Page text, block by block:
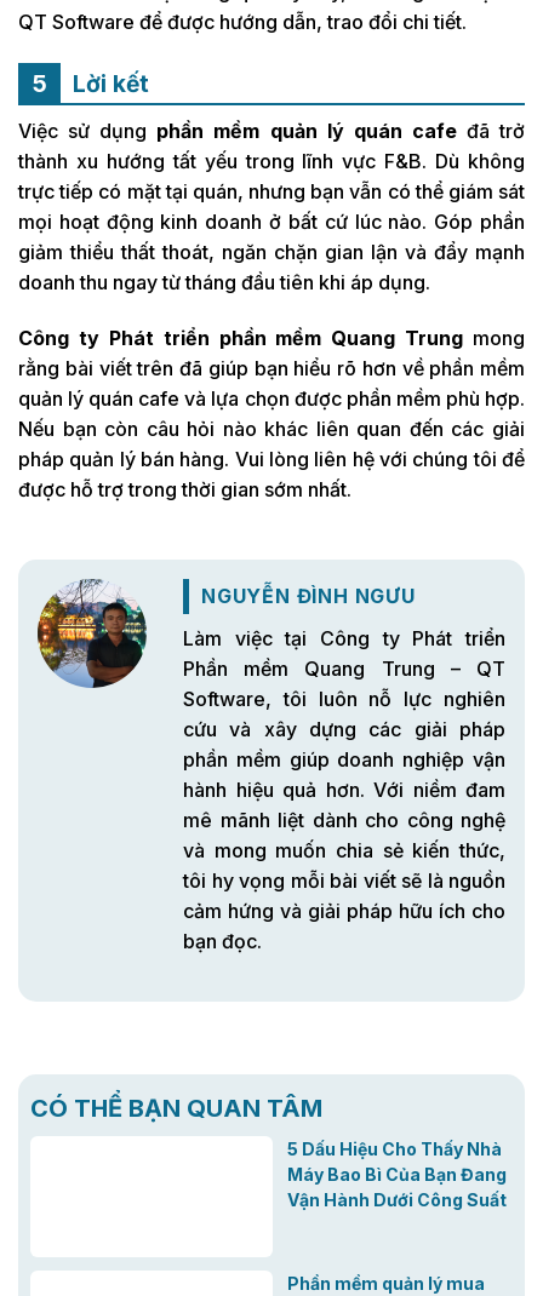
QT Software để được hướng dẫn, trao đổi chi tiết.
Lời kết
Việc sử dụng phần mềm quản lý quán cafeđã trở
thành xu hướng tất yếu trong lĩnh vực F&B. Dù không
trực tiếp có mặt tại quán, nhưng bạn vẫn có thể giám sát
mọi hoạt động kinh doanh ở bất cứ lúc nào. Góp phần
giảm thiểu thất thoát, ngăn chặn gian lận và đẩy mạnh
doanh thu ngay từ tháng đầu tiên khi áp dụng.
Công ty Phát triển phần mềm Quang Trung mong
rằng bài viết trên đã giúp bạn hiểu rõ hơn về phần mềm
quản lý quán cafe và lựa chọn được phần mềm phù hợp.
Nếu bạn còn câu hỏi nào khác liên quan đến các giải
pháp quản lý bán hàng. Vui lòng liên hệ với chúng tôi để
được hỗ trợ trong thời gian sớm nhất.
NGUYỄN ĐÌNH NGƯU
Làm việc tại Công ty Phát triển
Phần mềm Quang Trung – QT
Software, tôi luôn nỗ lực nghiên
cứu và xây dựng các giải pháp
phần mềm giúp doanh nghiệp vận
hành hiệu quả hơn. Với niềm đam
mê mãnh liệt dành cho công nghệ
và mong muốn chia sẻ kiến thức,
tôi hy vọng mỗi bài viết sẽ là nguồn
cảm hứng và giải pháp hữu ích cho
bạn đọc.
CÓ THỂ BẠN QUAN TÂM
5 Dấu Hiệu Cho Thấy Nhà
Máy Bao Bì Của Bạn Đang
Vận Hành Dưới Công Suất
Phần mềm quản lý mua